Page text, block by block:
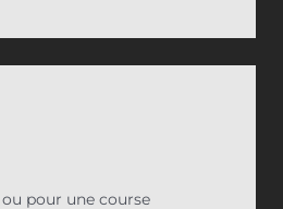
ou pour une course